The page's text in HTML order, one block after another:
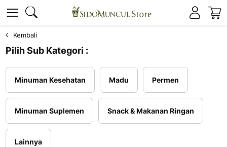
Kembali
Pilih Sub Kategori :
Minuman Kesehatan Madu Permen
Minuman Suplemen Snack & Makanan Ringan
Lainnya